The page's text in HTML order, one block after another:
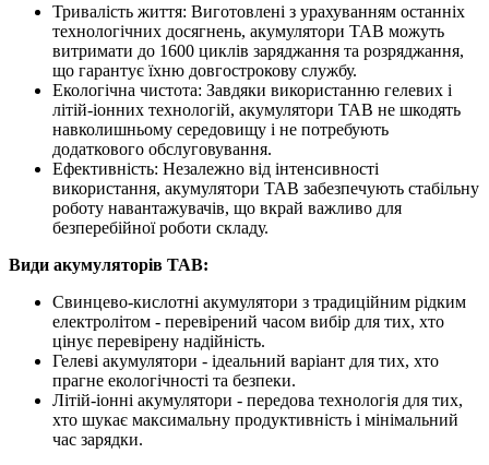
Тривалість життя: Виготовлені з урахуванням останніх
технологічних досягнень, акумулятори TAB можуть
витримати до 1600 циклів заряджання та розряджання,
що гарантує їхню довгострокову службу.
Екологічна чистота: Завдяки використанню гелевих і
літій-іонних технологій, акумулятори TAB не шкодять
навколишньому середовищу і не потребують
додаткового обслуговування.
Ефективність: Незалежно від інтенсивності
використання, акумулятори TAB забезпечують стабільну
роботу навантажувачів, що вкрай важливо для
безперебійної роботи складу.
Види акумуляторів TAB:
Свинцево-кислотні акумулятори з традиційним рідким
електролітом - перевірений часом вибір для тих, хто
цінує перевірену надійність.
Гелеві акумулятори - ідеальний варіант для тих, хто
прагне екологічності та безпеки.
Літій-іонні акумулятори - передова технологія для тих,
хто шукає максимальну продуктивність і мінімальний
час зарядки.